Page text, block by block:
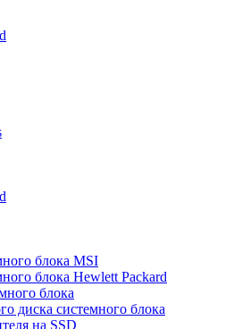
блока MSI
блока Hewlett Packard
блока
диска системного блока
на SSD